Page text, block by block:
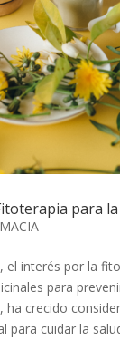
para la
el interés por la
para
ha crecido
para cuidar la